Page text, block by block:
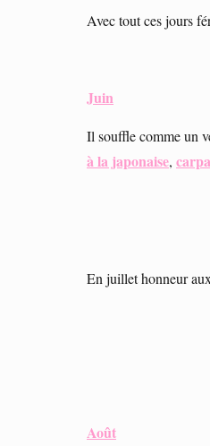
Avec tout ces jours
Juin
Il souffle comme un
à la japonaise,
En juillet honneur
Août